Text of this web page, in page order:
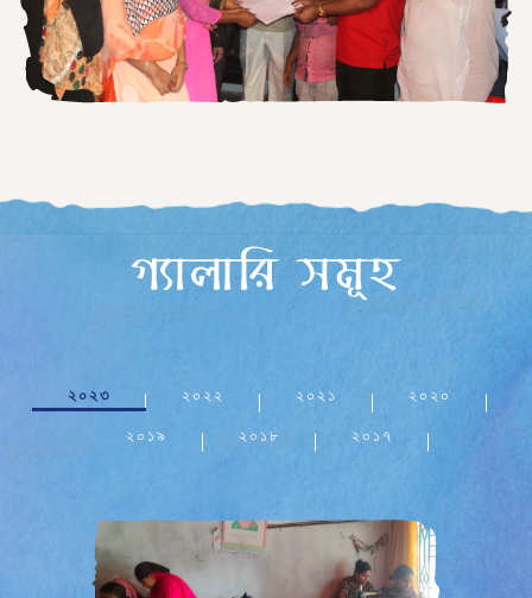
গ্যালারি সমূহ
২০২৩ ২০২২ ২০২১ ২০২০
২০১৯ ২০১৮ ২০১৭